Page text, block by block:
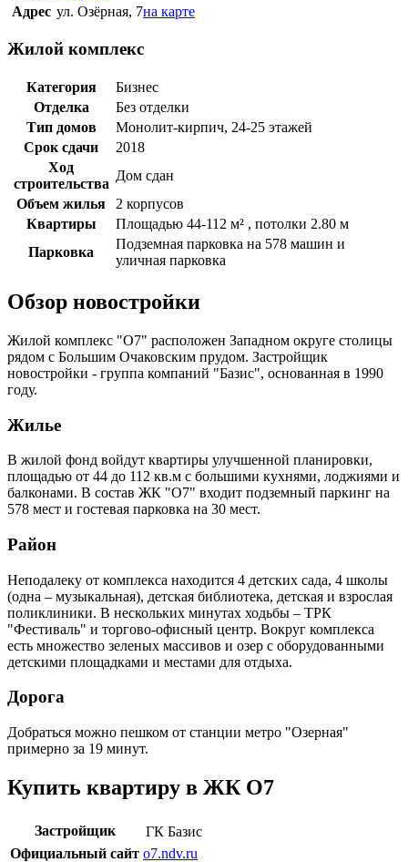
Адрес ул. Озёрная, 7на карте
Жилой комплекс
Категория
Бизнес
Отделка
Без отделки
Тип домов
Монолит-кирпич, 24-25 этажей
Срок сдачи
2018
Ход
строительства
Дом сдан
Объем жилья
2 корпусов
Квартиры
Площадью 44-112 м² , потолки 2.80 м
Парковка
Подземная парковка на 578 машин и
уличная парковка
Обзор новостройки
Жилой комплекс "О7" расположен Западном округе столицы
рядом с Большим Очаковским прудом. Застройщик
новостройки - группа компаний "Базис", основанная в 1990
году.
Жилье
В жилой фонд войдут квартиры улучшенной планировки,
площадью от 44 до 112 кв.м с большими кухнями, лоджиями и
балконами. В состав ЖК "О7" входит подземный паркинг на
578 мест и гостевая парковка на 30 мест.
Район
Неподалеку от комплекса находится 4 детских сада, 4 школы
(одна – музыкальная), детская библиотека, детская и взрослая
поликлиники. В нескольких минутах ходьбы – ТРК
"Фестиваль" и торгово-офисный центр. Вокруг комплекса
есть множество зеленых массивов и озер с оборудованными
детскими площадками и местами для отдыха.
Дорога
Добраться можно пешком от станции метро "Озерная"
примерно за 19 минут.
Купить квартиру в ЖК О7
Застройщик
ГК Базис
Официальный сайт o7.ndv.ru